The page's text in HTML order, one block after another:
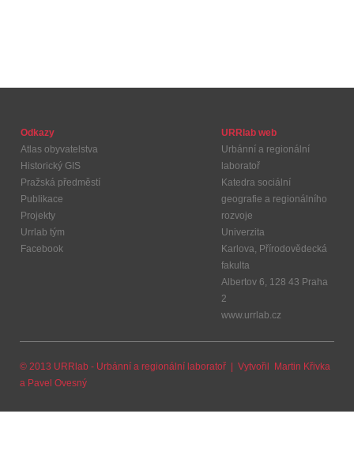
Odkazy
Atlas obyvatelstva
Historický GIS
Pražská předměstí
Publikace
Projekty
Urrlab tým
Facebook
URRlab web
Urbánní a regionální
laboratoř
Katedra sociální
geografie a regionálního
rozvoje
Univerzita
Karlova, Přírodovědecká
fakulta
Albertov 6, 128 43 Praha
2
www.urrlab.cz
© 2013 URRlab - Urbánní a regionální laboratoř | Vytvořil
Martin Křivka
a Pavel Ovesný